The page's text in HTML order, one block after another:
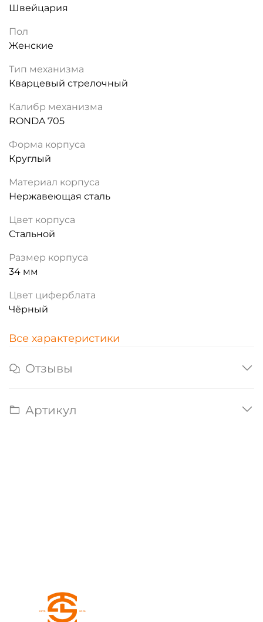
Швейцария
Пол
Женские
Тип механизма
Кварцевый стрелочный
Калибр механизма
RONDA 705
Форма корпуса
Круглый
Материал корпуса
Нержавеющая сталь
Цвет корпуса
Стальной
Размер корпуса
34 мм
Цвет циферблата
Чёрный
Все характеристики
Отзывы
Артикул